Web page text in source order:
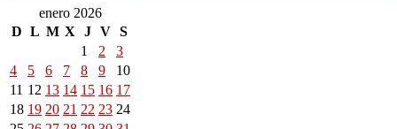
enero 2026
D L M X J V S
1
2
3
4
5 6 7 8 9
10
11 12 13 14 15 16 17
18 19 20 21 22 23 24